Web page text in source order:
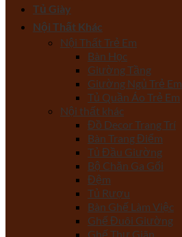
Tủ Giày
Nội Thất Khác
Nội Thất Trẻ Em
Bàn Học
Giường Tầng
Giường Ngủ Trẻ Em
Tủ Quần Áo Trẻ Em
Nội thất khác
Đồ Decor Trang Trí
Bàn Trang Điểm
Tủ Đầu Giường
Bộ Chăn Ga Gối
Đệm
Tủ Rượu
Bàn Ghế Làm Việc
Ghế Đuôi Giường
Ghế Thư Giãn